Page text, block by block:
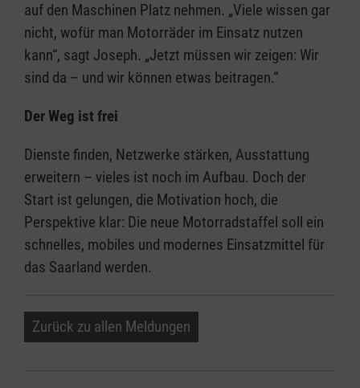
auf den Maschinen Platz nehmen. „Viele wissen gar
nicht, wofür man Motorräder im Einsatz nutzen
kann“, sagt Joseph. „Jetzt müssen wir zeigen: Wir
sind da – und wir können etwas beitragen.“
Der Weg ist frei
Dienste finden, Netzwerke stärken, Ausstattung
erweitern – vieles ist noch im Aufbau. Doch der
Start ist gelungen, die Motivation hoch, die
Perspektive klar: Die neue Motorradstaffel soll ein
schnelles, mobiles und modernes Einsatzmittel für
das Saarland werden.
Zurück zu allen Meldungen